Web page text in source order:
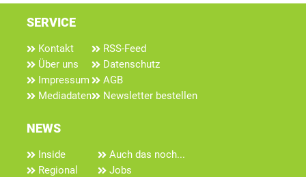
SERVICE
Kontakt
Über uns
Impressum
Mediadaten
RSS-Feed
Datenschutz
AGB
Newsletter bestellen
NEWS
Inside
Regional
Auch das noch...
Jobs